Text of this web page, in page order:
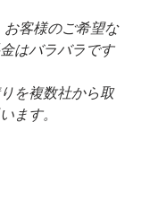
お客様のご希望な
はバラバラです
を複数社から取
ます。